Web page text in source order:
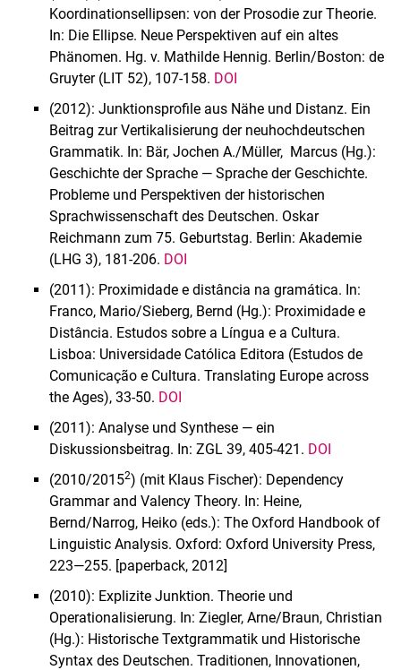
Koordinationsellipsen: von der Prosodie zur Theorie.
In: Die Ellipse. Neue Perspektiven auf ein altes
Phänomen. Hg. v. Mathilde Hennig. Berlin/Boston: de
Gruyter (LIT 52), 107-158. DOI
(2012): Junktionsprofile aus Nähe und Distanz. Ein
Beitrag zur Vertikalisierung der neuhochdeutschen
Grammatik. In: Bär, Jochen A./Müller, Marcus (Hg.):
Geschichte der Sprache — Sprache der Geschichte.
Probleme und Perspektiven der historischen
Sprachwissenschaft des Deutschen. Oskar
Reichmann zum 75. Geburtstag. Berlin: Akademie
(LHG 3), 181-206. DOI
(2011): Proximidade e distância na gramática. In:
Franco, Mario/Sieberg, Bernd (Hg.): Proximidade e
Distância. Estudos sobre a Língua e a Cultura.
Lisboa: Universidade Católica Editora (Estudos de
Comunicação e Cultura. Translating Europe across
the Ages), 33-50. DOI
(2011): Analyse und Synthese — ein
Diskussionsbeitrag. In: ZGL 39, 405-421. DOI
(2010/20152) (mit Klaus Fischer): Dependency
Grammar and Valency Theory. In: Heine,
Bernd/Narrog, Heiko (eds.): The Oxford Handbook of
Linguistic Analysis. Oxford: Oxford University Press,
223—255. [paperback, 2012]
(2010): Explizite Junktion. Theorie und
Operationalisierung. In: Ziegler, Arne/Braun, Christian
(Hg.): Historische Textgrammatik und Historische
Syntax des Deutschen. Traditionen, Innovationen,